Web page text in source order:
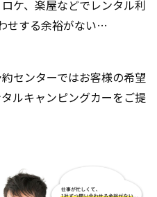
ケ、楽屋などでレンタル利
せする余裕がない…
センターではお客様の希望
ルキャンピングカーをご提